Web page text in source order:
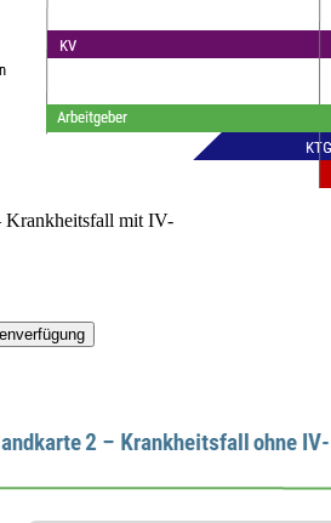
Krankheitsfall mit IV-